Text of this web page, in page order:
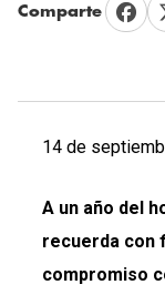
Comparte
14 de
A un año del
recuerda con
compromiso